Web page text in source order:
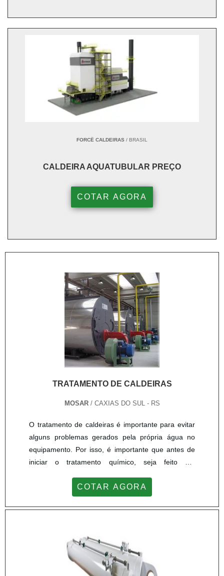
FORCË CALDEIRAS / BRASIL
CALDEIRA AQUATUBULAR PREÇO
COTAR AGORA
TRATAMENTO DE CALDEIRAS
MOSAR / CAXIAS DO SUL - RS
O tratamento de caldeiras é importante para evitar
alguns problemas gerados pela própria água no
equipamento. Por isso, é importante que antes de
iniciar o tratamento químico, seja feito um
caldeira e o regime operacional quanto da
equipamento necessita de água de alta qualidade
SERVIÇOPara o t...
COTAR AGORA